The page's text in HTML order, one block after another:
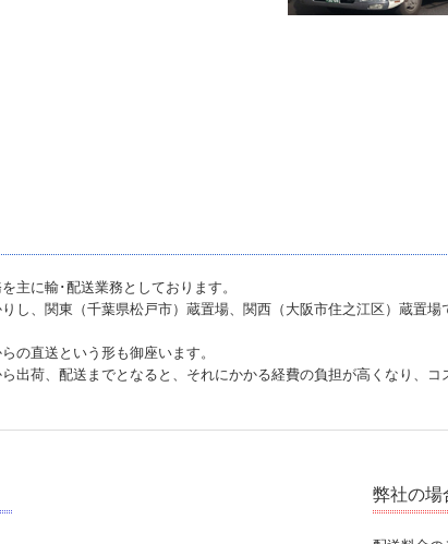
主に輸･配送業務としております。
し、関東（千葉県松戸市）蔵置場、関西（大阪市住之江区）蔵置
の直送という形も御座います。
出荷、配送までとなると、それにかかる経費の負担が高くなり、コ
弊社の場